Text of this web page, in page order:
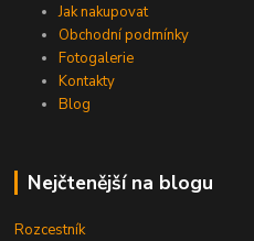
Jak nakupovat
Obchodní podmínky
Fotogalerie
Kontakty
Blog
Nejčtenější na blogu
Rozcestník